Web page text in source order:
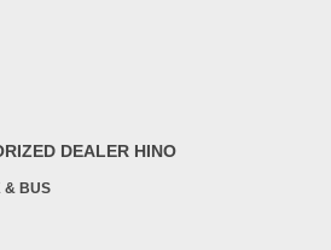
DEALER HINO
& BUS